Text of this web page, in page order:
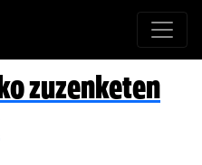
zuzenketen